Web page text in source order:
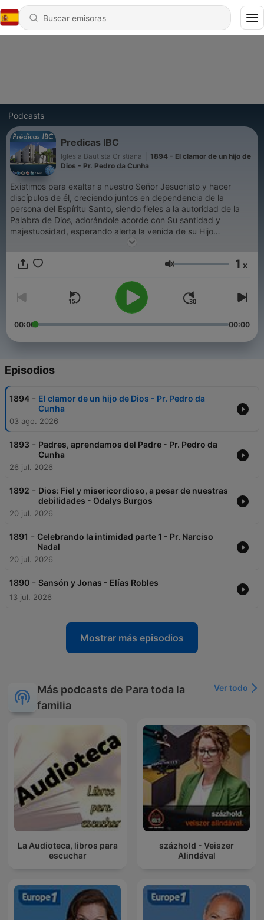
Podcasts
Predicas IBC
Iglesia Bautista Cristiana
1894 - El clamor de un hijo de
Dios - Pr. Pedro da Cunha
Existimos para exaltar a nuestro Señor Jesucristo y hacer
discípulos de él, creciendo juntos en dependencia de la
persona del Espíritu Santo, siendo fieles a la autoridad de la
Palabra de Dios, adorándole acorde con Su santidad y
majestuosidad, esperando alerta la venida de su Hijo
Volumen 1 x
00:00 00:00
Episodios
1894 - El clamor de un hijo de Dios - Pr. Pedro da
Cunha
03 ago. 2026
1893 - Padres, aprendamos del Padre - Pr. Pedro da
Cunha
26 jul. 2026
1892 - Dios: Fiel y misericordioso, a pesar de nuestras
debilidades - Odalys Burgos
20 jul. 2026
1891 - Celebrando la intimidad parte 1 - Pr. Narciso
Nadal
20 jul. 2026
1890 - Sansón y Jonas - Elías Robles
13 jul. 2026
Mostrar más episodios
Más podcasts de Para toda la
familia
Ver todo
La Audioteca, libros para
escuchar
százhold - Veiszer
Alindával